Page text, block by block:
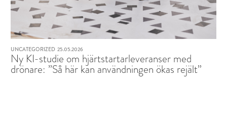
UNCATEGORIZED 25.05.2026
Ny KI-studie om hjärtstartarleveranser med
drönare: ”Så här kan användningen ökas rejält”